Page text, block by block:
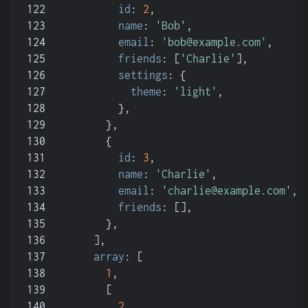
122
123
124
125
126
127
128
129
130
131
132
133
134
135
136
137
138
139
id : 2 ,
name : 'Bob' ,
email : ' bob@example.com' ,
friends : [ 'Charlie' ],
settings : {
theme : 'light' ,
          },
        },
        {
id : 3 ,
name : 'Charlie' ,
email : ' charlie@example.com' ,
friends : [],
        },
      ],
array : [
1 ,
        [